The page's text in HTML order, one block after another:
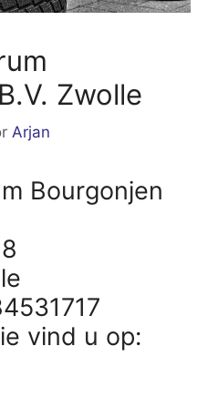
Zwolle
Arjan
Bourgonjen
vind u op: